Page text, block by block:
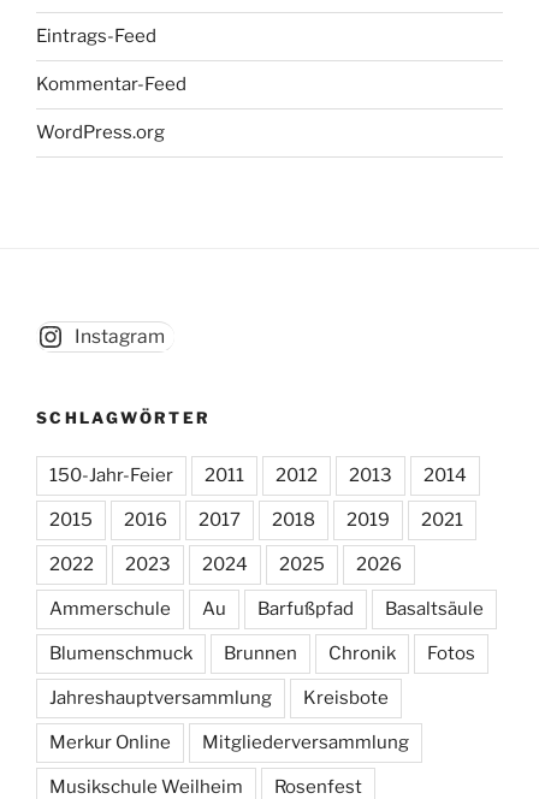
Eintrags-Feed
Kommentar-Feed
WordPress.org
Instagram
SCHLAGWÖRTER
150-Jahr-Feier 2011 2012 2013 2014
2015 2016 2017 2018 2019 2021
2022 2023 2024 2025 2026
Ammerschule Au Barfußpfad Basaltsäule
Blumenschmuck Brunnen Chronik Fotos
Jahreshauptversammlung Kreisbote
Merkur Online Mitgliederversammlung
Musikschule Weilheim Rosenfest